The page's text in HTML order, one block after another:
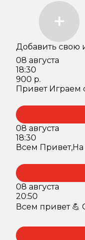
Добавить свою
08 августа
18:30
900 р.
Привет Играем
08 августа
18:30
Всем Привет,На
08 августа
20:50
Всем привет 💪